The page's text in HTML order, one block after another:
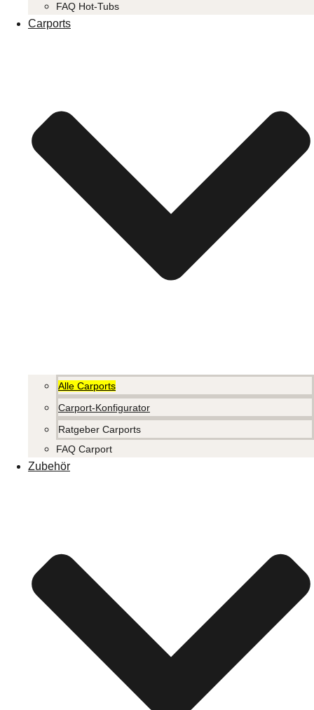
FAQ Hot-Tubs
Carports
Alle Carports
Carport-Konfigurator
Ratgeber Carports
FAQ Carport
Zubehör